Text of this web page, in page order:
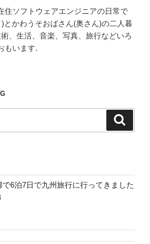
住ソフトウェアエンジニアの日常で
かわうそおばさん(奥さん)の二人暮
、生活、音楽、写真、旅行などいろ
もいます.
で6泊7日で九州旅行に行ってきました